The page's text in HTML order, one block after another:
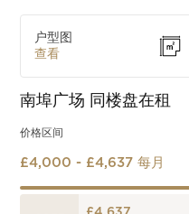
户型图
查看
南埠广场 同楼盘在租
价格区间
£4,000 - £4,637 每月